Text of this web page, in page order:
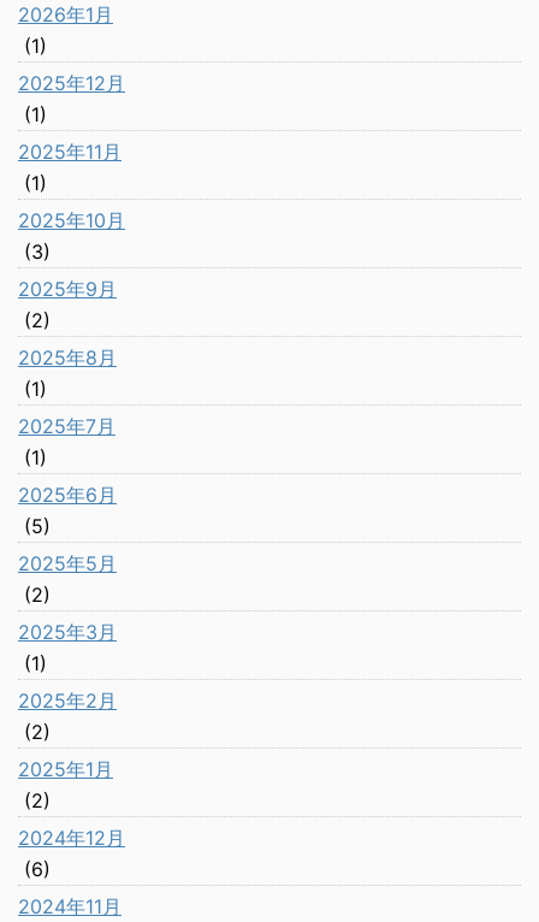
2026年1月
(1)
2025年12月
(1)
2025年11月
(1)
2025年10月
(3)
2025年9月
(2)
2025年8月
(1)
2025年7月
(1)
2025年6月
(5)
2025年5月
(2)
2025年3月
(1)
2025年2月
(2)
2025年1月
(2)
2024年12月
(6)
2024年11月